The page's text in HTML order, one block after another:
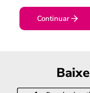
Continuar